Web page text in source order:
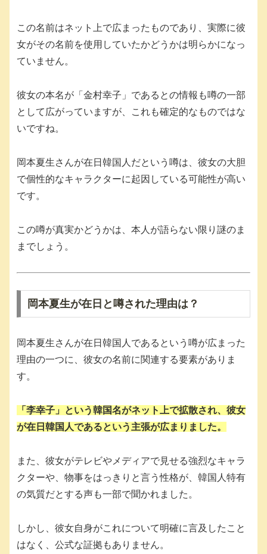
この名前はネット上で広まったものであり、実際に彼
女がその名前を使用していたかどうかは明らかになっ
ていません。
彼女の本名が「金村幸子」であるとの情報も噂の一部
として広がっていますが、これも確定的なものではな
いですね。
岡本夏生さんが在日韓国人だという噂は、彼女の大胆
で個性的なキャラクターに起因している可能性が高い
です。
この噂が真実かどうかは、本人が語らない限り謎のま
までしょう。
岡本夏生が在日と噂された理由は？
岡本夏生さんが在日韓国人であるという噂が広まった
理由の一つに、彼女の名前に関連する要素がありま
す。
「李幸子」という韓国名がネット上で拡散され、彼女
が在日韓国人であるという主張が広まりました。
また、彼女がテレビやメディアで見せる強烈なキャラ
クターや、物事をはっきりと言う性格が、韓国人特有
の気質だとする声も一部で聞かれました。
しかし、彼女自身がこれについて明確に言及したこと
はなく、公式な証拠もありません。